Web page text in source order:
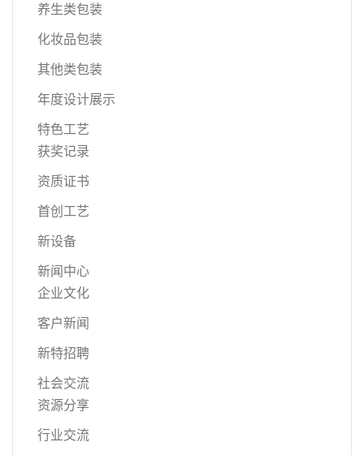
养生类包装
化妆品包装
其他类包装
年度设计展示
特色工艺
获奖记录
资质证书
首创工艺
新设备
新闻中心
企业文化
客户新闻
新特招聘
社会交流
资源分享
行业交流